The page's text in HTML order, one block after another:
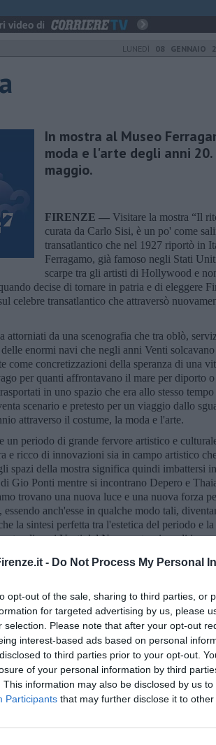
- Do Not Process My Personal
opt-out of the sale, sharing to third parties, or
for targeted advertising by us, please
selection. Please note that after your opt-out
interest-based ads based on personal
to third parties prior to your opt-out.
of your personal information by third
This information may also be disclosed by us
Participants that may further disclose it to other
LUNEDÌ 08 GENNAIO
In mostra al Museo
moda e l'arte degli anni 20.
maggio.
FIRENZE — Visitare la mostra “Il
curata da Carlo Sisi, è un po' come
transatlantico che nel 1927 riportò in
Ferragamo, già famoso negli Stati
scarpe tra gli artisti di Hollywood e
decise di tornare in patria e di eleggere
celebre transatlantico che attraversò
attorniati da una scenografia che tra oblò,
enormi navi che negli anni Venti
come concretizzazioni della speranza di una
per quanti affrontavano il mare per diporto
in uno spazio che era allo stesso tempo
scenario e pretesto per un viaggio dallo
attraverso il costume, la moda e l'arte.
periodo di grande fervore artistico e
e ricco di innovazioni sia in campo artistico
spazi della mostra significa quindi imbattersi
Gio Ponti mentre si incontrano Depero e
trovano una nuova luce e una nuova forza
anch'esse in qualche modo tali,
la sintesi perfetta tra l'estetica del periodo e la
gli anni Venti del Novecento, ricca di
alla ricerca costante della scarpa perfetta
che tanta parte ebbero nella costruzione del
iscriviti alla
Newsletter QUInews -
nella tua casella di posta.